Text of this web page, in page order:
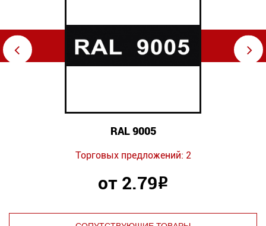
⇦
RAL 9005
Торговых предложений: 2
от 2.79Р
⇨